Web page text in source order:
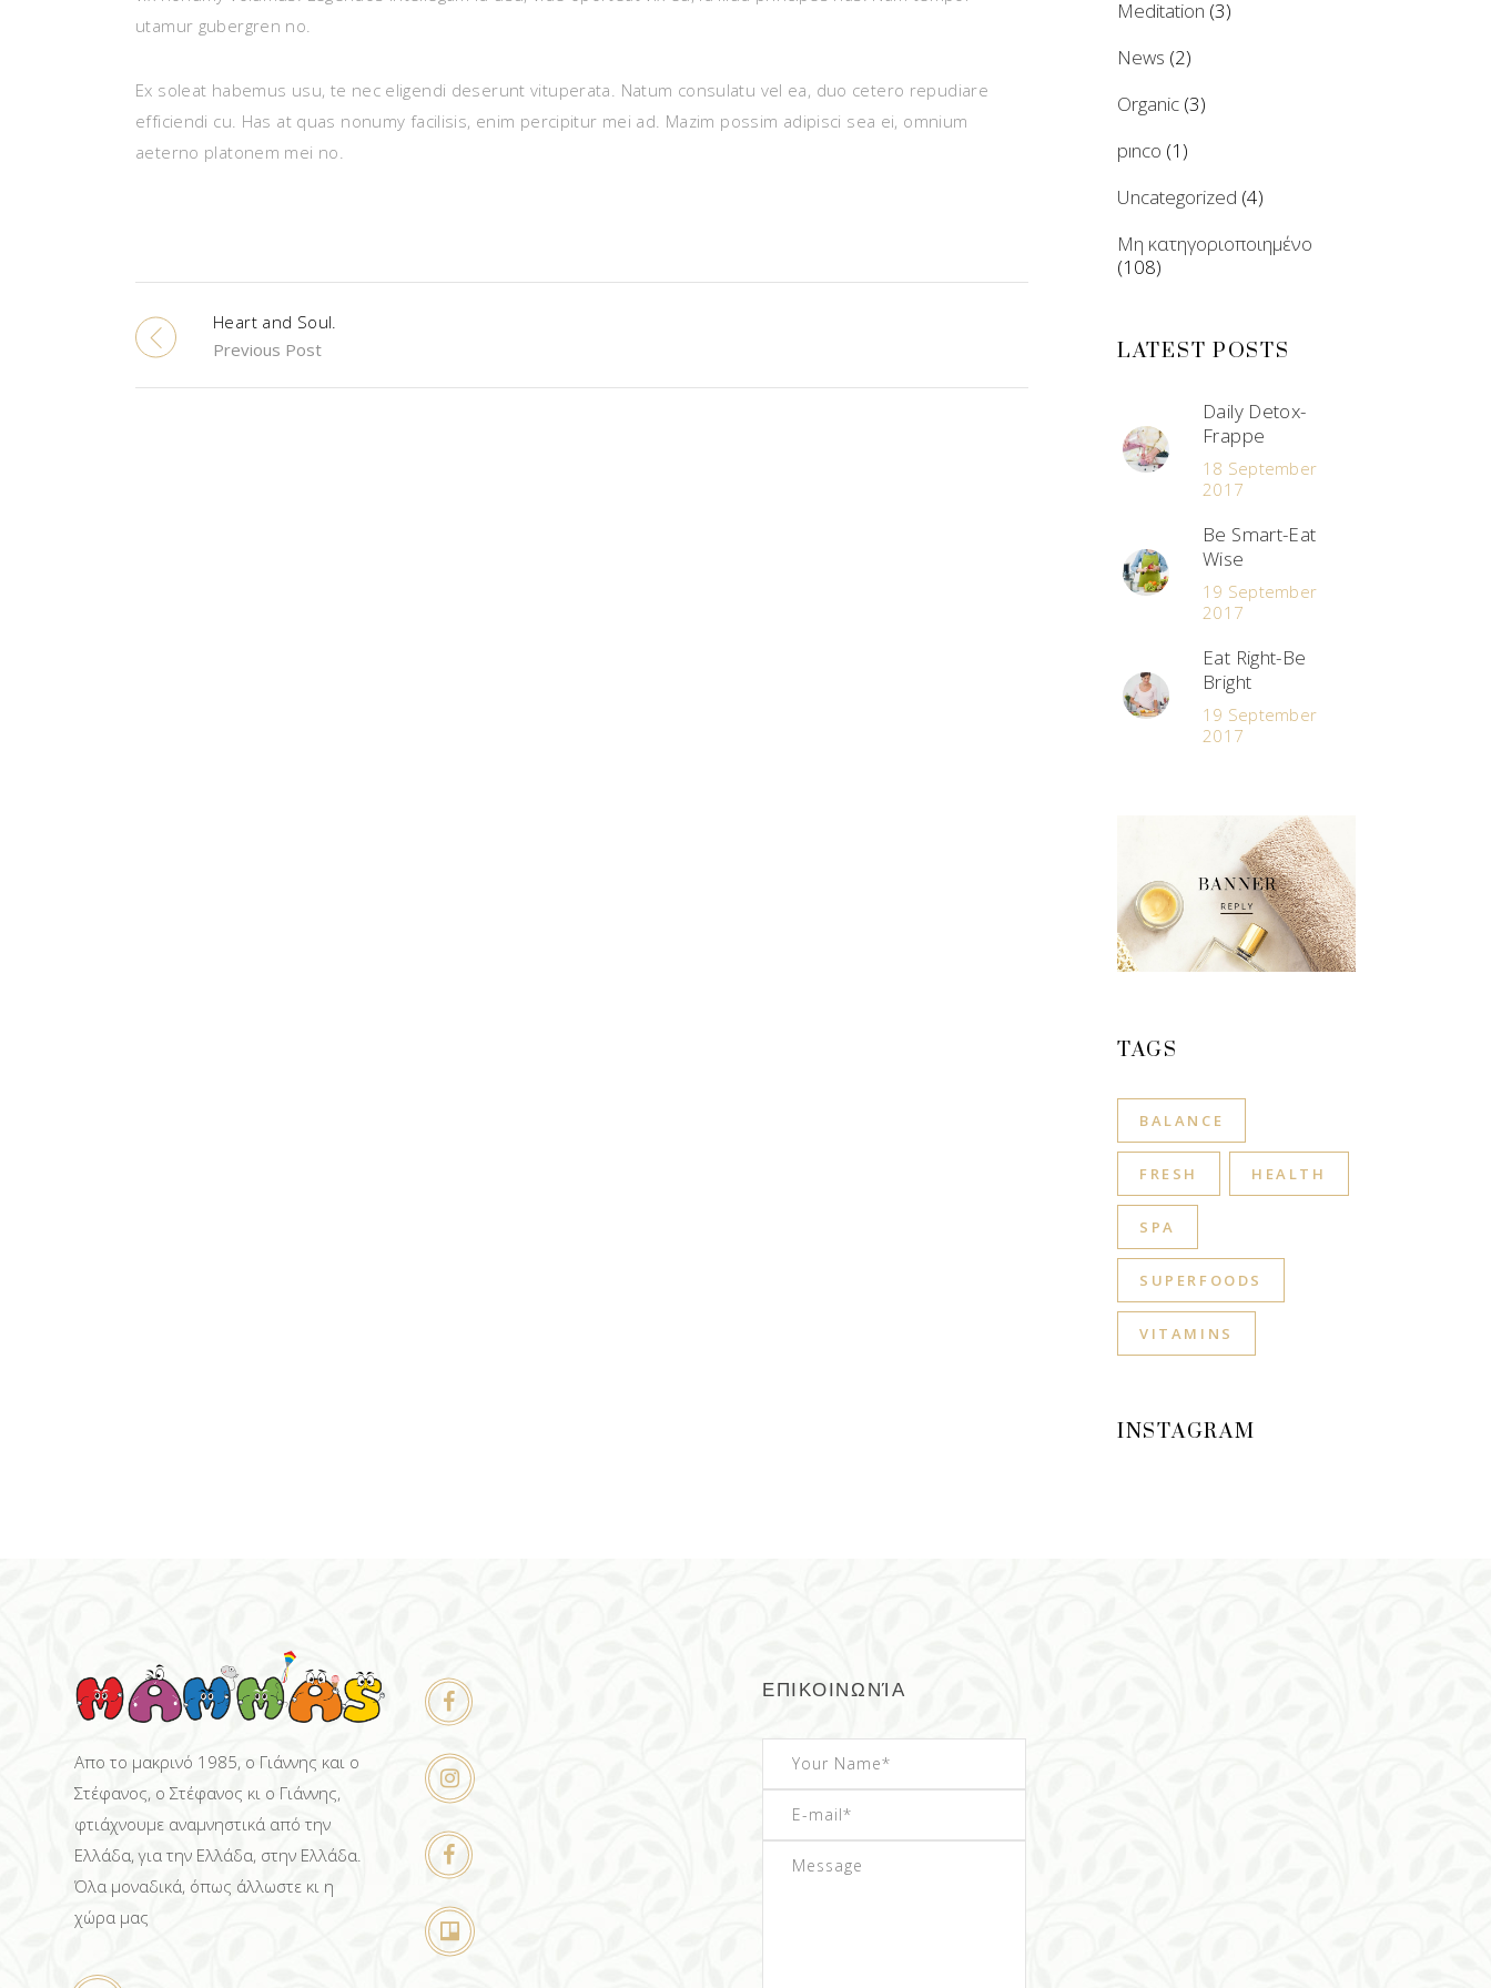
utamur gubergren no.
Ex soleat habemus usu, te nec eligendi deserunt vituperata. Natum consulatu vel ea, duo cetero repudiare
efficiendi cu. Has at quas nonumy facilisis, enim percipitur mei ad. Mazim possim adipisci sea ei, omnium
aeterno platonem mei no.
Heart and Soul.
Previous Post
Meditation (3)
News (2)
Organic (3)
pınco (1)
Uncategorized (4)
Μη κατηγοριοποιημένο
(108)
LATEST POSTS
Daily Detox-
Frappe
18 September
2017
Be Smart-Eat
Wise
19 September
2017
Eat Right-Be
Bright
19 September
2017
TAGS
BALANCE
FRESH HEALTH
SPA
SUPERFOODS
VITAMINS
INSTAGRAM
Απο το μακρινό 1985, ο Γιάννης και ο
Στέφανος, ο Στέφανος κι ο Γιάννης,
φτιάχνουμε αναμνηστικά από την
Ελλάδα, για την Ελλάδα, στην Ελλάδα.
Όλα μοναδικά, όπως άλλωστε κι η
χώρα μας
ΕΠΙΚΟΙΝΩΝΊΑ